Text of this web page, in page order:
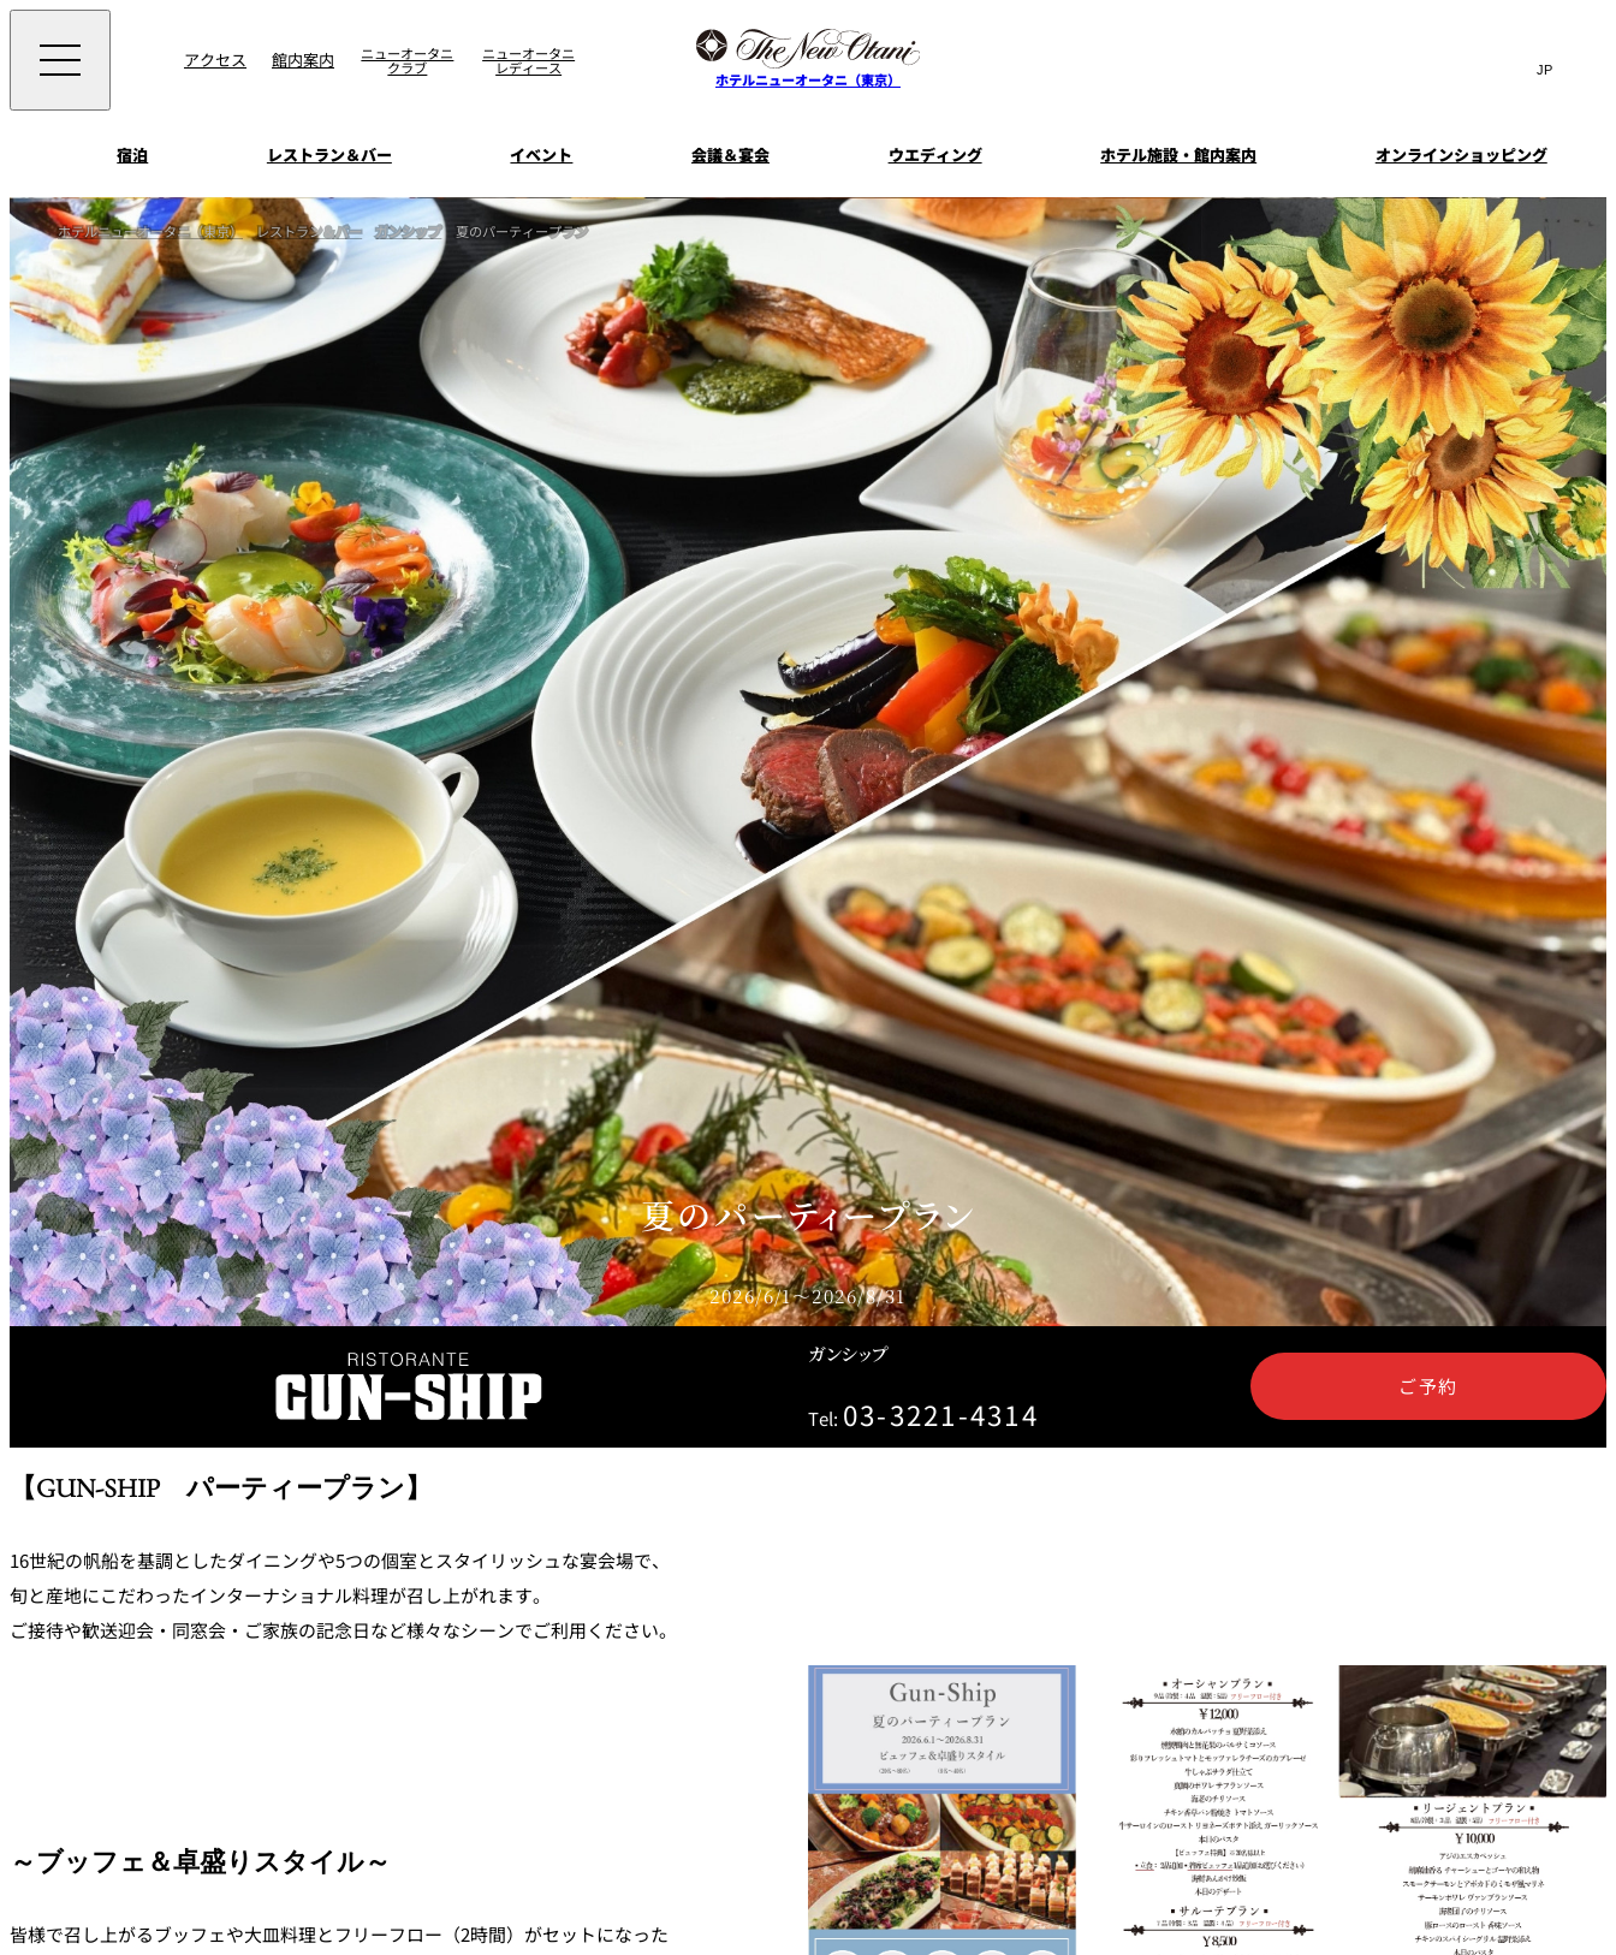
ホテルニューオータニ（東京）
アクセス 館内案内 ニューオータニ
クラブ
ニューオータニ
レディース Search
サ
内
索
窓
を
開
閉
言
替
ュ
ー
を
開
閉
JP (日本語)
Select Language▼
宿泊
宿泊
エグゼクティブハウス
禅
ザ・メイン ニューオータニ・ガーデ
ンタワー
スイートのご案内
宿泊プラン一覧 サービスガイド ルームサービス
ホテルニューオータニ
サービスアパートメント
朝食のご案内 宿泊者限定
ディナ ーご優待のご案
内
誕生日や記念日のお祝い
に
レストラン＆バー
レストラン＆
バー
ご案内
ソムリエ 個室のご案内
ご家族で楽しむ小個室
ビュッフェ
VIEW & DINING THE
SKY
タワーレストラン ガーデンラウンジ トレーダーヴィックス
東京
スイーツ
パティスリーSATSUKI
西洋料理
トゥールダルジャン 東
京
トレーダーヴィックス
東京
ベッラ・ヴィスタ ガンシップ
オーバカナル
中国料理
大観苑＜TAIKAN EN＞
鉄板焼/ステーキ
リブルーム 石心亭＜SEKISHIN-TEI 清泉亭＜SEISEN-TEI＞ もみじ亭
千羽鶴＜SENBAZURU
＞
KATO'S DINING &
BAR
麺処 NAKAJIMA 紀尾井 なだ万
なだ万本店 山茶花荘＜
SAZANKA-SO＞
天婦羅 ほり川 紀尾井町 藍泉＜
RANSEN＞
岡半＜OKAHAN＞
久兵衛（ザ・メイン）＜
KYUBEY＞
久兵衛（ガーデンタワ
ー）＜KYUBEY＞
つきじ鈴富＜
SUZUTOMI＞
ふみぜん
にいづ
カフェ・ラウンジ
SATSUKI
バー カプリ
RANSEN はなれ
イベント 会議＆宴会
会議＆宴会
宴会場一覧 プラン一覧 MICEのご案内 お料理・お飲物のご案内
宴会ご予約・お問合せフ
ウエディング
ウエディング
ウエディングスタイル コンセプト フェア 挙式
料理・ケーキ プラン ウエディングストーリー
ムービー SUPER-VIEW TOKYO
WEDDING
資料請求 お問合せ
ホテルへのアクセス
ホテル施設・館内案内 オンラインショッピング
夏のパーティープラン
2026/6/1～2026/8/31
ホテルニューオータニ（東京） レストラン＆バー ガンシップ 夏のパーティープラン
ガンシップ
Tel: 03-3221-4314
ご予約
【GUN-SHIP パーティープラン】
16世紀の帆船を基調としたダイニングや5つの個室とスタイリッシュな宴会場で、
旬と産地にこだわったインターナショナル料理が召し上がれます。
ご接待や歓送迎会・同窓会・ご家族の記念日など様々なシーンでご利用ください。
～ブッフェ＆卓盛りスタイル～
皆様で召し上がるブッフェや大皿料理とフリーフロー（2時間）がセットになった